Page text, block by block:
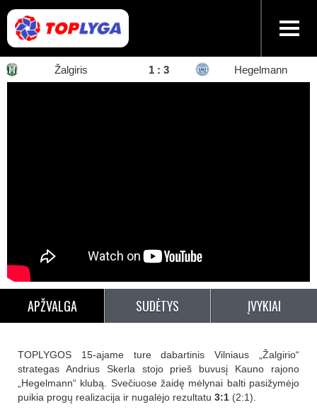
Žalgiris 1 : 3 Hegelmann
APŽVALGA SUDĖTYS ĮVYKIAI
TOPLYGOS 15-ajame ture dabartinis Vilniaus „Žalgirio“
strategas Andrius Skerla stojo prieš buvusį Kauno rajono
„Hegelmann“ klubą. Svečiuose žaidę mėlynai balti pasižymėjo
puikia progų realizacija ir nugalėjo rezultatu 3:1 (2:1).